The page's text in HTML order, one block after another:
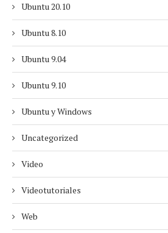
Ubuntu 20.10
Ubuntu 8.10
Ubuntu 9.04
Ubuntu 9.10
Ubuntu y Windows
Uncategorized
Video
Videotutoriales
Web